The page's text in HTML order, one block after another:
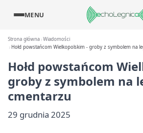
MENU
Strona główna Wiadomości
Hołd powstańcom Wielkopolskim - groby z symbolem na
Hołd powstańcom
groby z symbolem na
cmentarzu
29 grudnia 2025